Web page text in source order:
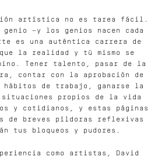
artística no es tarea fácil.
genio —y los genios nacen cada
es una auténtica carrera de
la realidad y tú mismo se
Tener talento, pasar de la
contar con la aprobación de
hábitos de trabajo, ganarse la
situaciones propios de la vida
y cotidianos, y estas páginas
de breves píldoras reflexivas
tus bloqueos y pudores.
como artistas, David